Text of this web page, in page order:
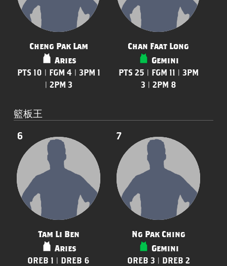
Cheng Pak Lam
Aries
PTS 10 | FGM 4 | 3PM 1
| 2PM 3
Chan Faat Long
Gemini
PTS 25 | FGM 11 | 3PM
3 | 2PM 8
籃板王
6
Tam Li Ben
Aries
OREB 1 | DREB 6
7
Ng Pak Ching
Gemini
OREB 3 | DREB 2